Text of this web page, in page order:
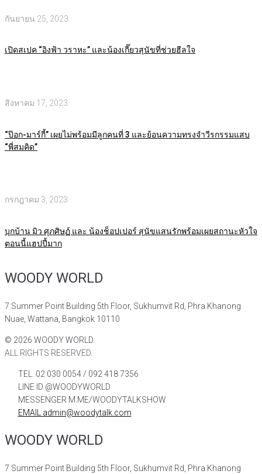
กันยายน 25, 2023
เปิดสเปค “อิงฟ้า วราหะ” และน้องเกี๊ยวสุนัขที่ช่วยฮีลใจ
สิงหาคม 17, 2023
“ป๊อก-มาร์กี้” เผยไม่พร้อมมีลูกคนที่ 3 และย้อนความทรงจำวีรกรรมแสบ
“พี่สมคิด”
กรกฎาคม 3, 2023
บุกบ้าน มิว ศุภศิษฏ์ และ น้องช็อปเปอร์ สุนัขแสนรักพร้อมเผยสถานะหัวใจ
ตอนนี้แฮปปี้มาก
WOODY WORLD
7 Summer Point Building 5th Floor, Sukhumvit Rd, Phra Khanong
Nuae, Wattana, Bangkok 10110
© 2026 WOODY WORLD.
ALL RIGHTS RESERVED.
TEL. 02 030 0054 / 092 418 7356
LINE ID @WOODYWORLD
MESSENGER M.ME/WOODYTALKSHOW
EMAIL admin@woodytalk.com
WOODY WORLD
7 Summer Point Building 5th Floor, Sukhumvit Rd, Phra Khanong